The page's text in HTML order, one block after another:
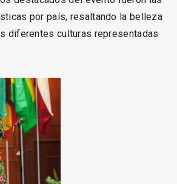
por país, resaltando la belleza
diferentes culturas representadas